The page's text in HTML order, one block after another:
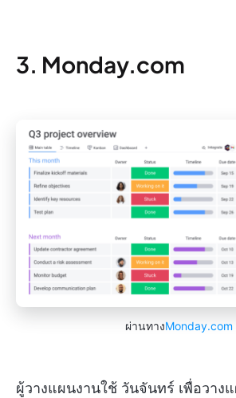
3. Monday.com
ผ่านทางMonday.com
ผู้วางแผนงานใช้ วันจันทร์ เพื่อวาง